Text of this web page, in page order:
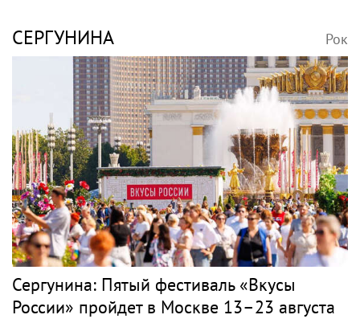
СЕРГУНИНА Рок
Сергунина: Пятый фестиваль «Вкусы
России» пройдет в Москве 13–23 августа